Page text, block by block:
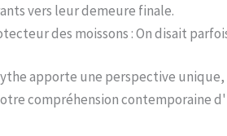
vers leur demeure finale.
des moissons : On disait
apporte une perspective
compréhension contemporaine